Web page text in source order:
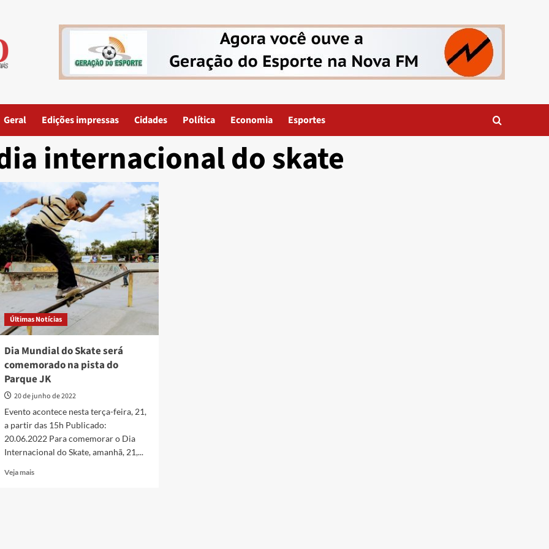
Geral Edições impressas Cidades Política Economia Esportes
internacional do skate
Últimas Notícias
Dia Mundial do Skate será
comemorado na pista do
Parque JK
20 de junho de 2022
Evento acontece nesta terça-feira, 21,
a partir das 15h Publicado:
20.06.2022 Para comemorar o Dia
Internacional do Skate, amanhã, 21,...
Veja maisRead